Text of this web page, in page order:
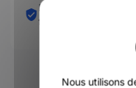
Paiement en 3/4 X
frais
Nous utilisons